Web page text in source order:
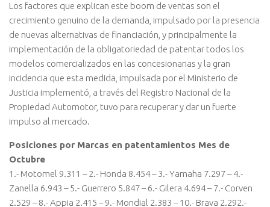
Los factores que explican este boom de ventas son el
crecimiento genuino de la demanda, impulsado por la presencia
de nuevas alternativas de financiación, y principalmente la
implementación de la obligatoriedad de patentar todos los
modelos comercializados en las concesionarias y la gran
incidencia que esta medida, impulsada por el Ministerio de
Justicia implementó, a través del Registro Nacional de la
Propiedad Automotor, tuvo para recuperar y dar un fuerte
impulso al mercado.
Posiciones por Marcas en patentamientos Mes de
Octubre
1.- Motomel 9.311 – 2.- Honda 8.454 – 3.- Yamaha 7.297 – 4.-
Zanella 6.943 – 5.- Guerrero 5.847 – 6.- Gilera 4.694 – 7.- Corven
2.529 – 8.- Appia 2.415 – 9.- Mondial 2.383 – 10.- Brava 2.292.-